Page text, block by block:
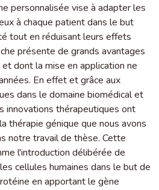
personnalisée vise à adapter les
à chaque patient dans le but
tout en réduisant leurs effets
présente de grands avantages
dont la mise en application ne
En effet et grâce aux
dans le domaine biomédical et
innovations thérapeutiques ont
thérapie génique que nous avons
notre travail de thèse. Cette
l'introduction délibérée de
cellules humaines dans le but de
en apportant le gène